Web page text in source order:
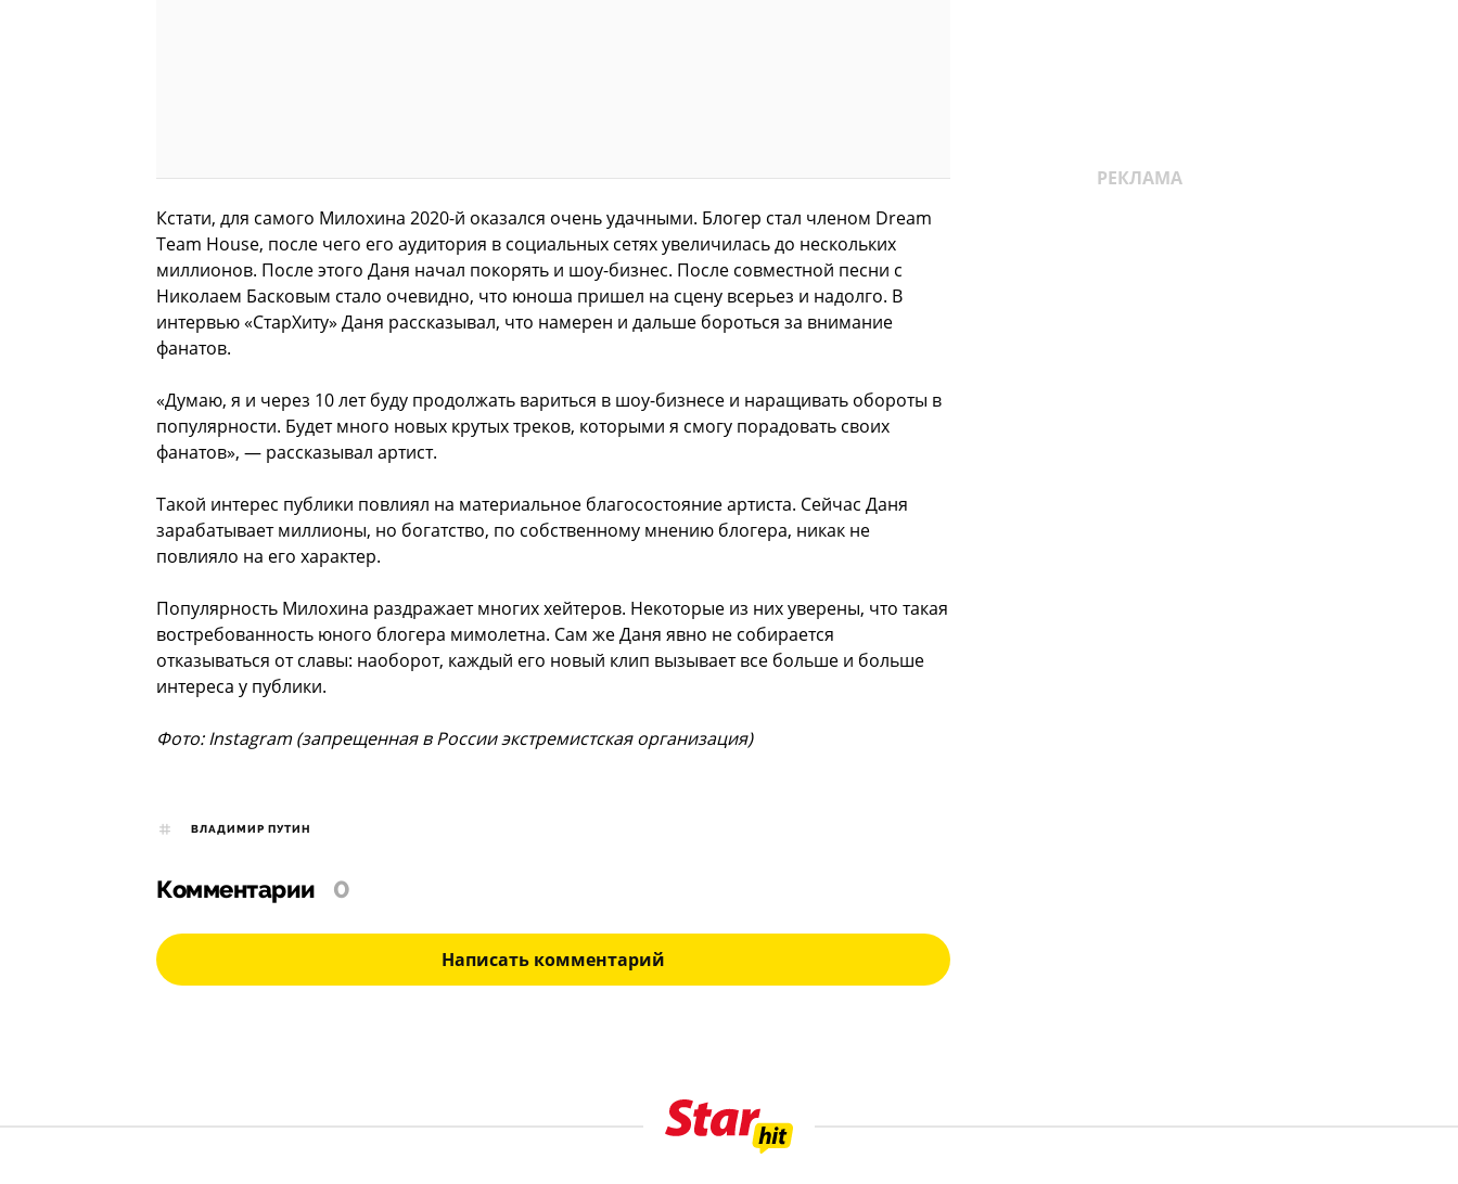
Кстати, для самого Милохина 2020-й оказался очень удачными. Блогер стал членом Dream
Team House, после чего его аудитория в социальных сетях увеличилась до нескольких
миллионов. После этого Даня начал покорять и шоу-бизнес. После совместной песни с
Николаем Басковым стало очевидно, что юноша пришел на сцену всерьез и надолго. В
интервью «СтарХиту» Даня рассказывал, что намерен и дальше бороться за внимание
фанатов.
«Думаю, я и через 10 лет буду продолжать вариться в шоу-бизнесе и наращивать обороты в
популярности. Будет много новых крутых треков, которыми я смогу порадовать своих
фанатов», — рассказывал артист.
Такой интерес публики повлиял на материальное благосостояние артиста. Сейчас Даня
зарабатывает миллионы, но богатство, по собственному мнению блогера, никак не
повлияло на его характер.
Популярность Милохина раздражает многих хейтеров. Некоторые из них уверены, что такая
востребованность юного блогера мимолетна. Сам же Даня явно не собирается
отказываться от славы: наоборот, каждый его новый клип вызывает все больше и больше
интереса у публики.
Фото: Instagram (запрещенная в России экстремистская организация)
ВЛАДИМИР ПУТИН
Комментарии 0
Написать комментарий